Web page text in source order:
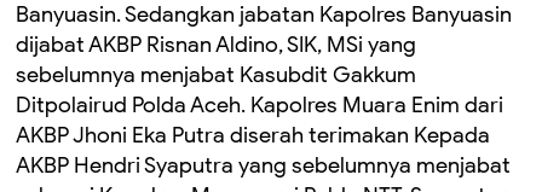
Banyuasin. Sedangkan jabatan Kapolres Banyuasin
dijabat AKBP Risnan Aldino, SIK, MSi yang
sebelumnya menjabat Kasubdit Gakkum
Ditpolairud Polda Aceh. Kapolres Muara Enim dari
AKBP Jhoni Eka Putra diserah terimakan Kepada
AKBP Hendri Syaputra yang sebelumnya menjabat